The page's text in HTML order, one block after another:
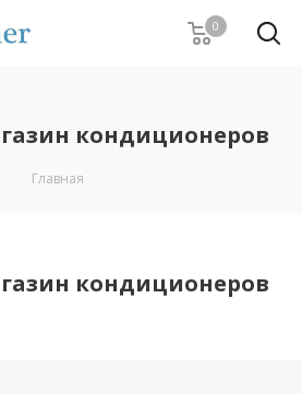
0
кондиционеров
Главная
кондиционеров